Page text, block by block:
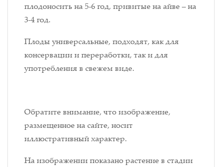
плодоносить на 5-6 год, привитые на айве – на
3-4 год.
Плоды универсальные, подходят, как для
консервации и переработки, так и для
употребления в свежем виде.
Обратите внимание, что изображение,
размещенное на сайте, носит
иллюстративный характер.
На изображении показано растение в стадии